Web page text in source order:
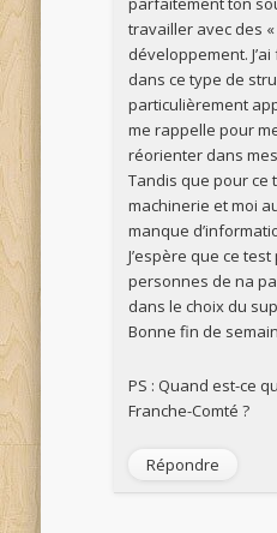
travailler avec des
développement.
dans ce type de
particulièrement
me rappelle pour
réorienter dans
Tandis que pour ce
machinerie et moi
manque
J’espère que ce
personnes de na
dans le choix du
Bonne fin de
PS : Quand est-ce
Franche-Comté ?
Répondre